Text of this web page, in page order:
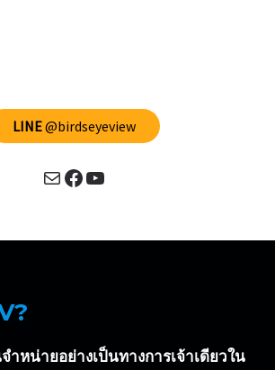
LINE@birdseyeview
MailFacebook
YouTube
ำหน่ายอย่างเป็นทางการเจ้าเดียวใน